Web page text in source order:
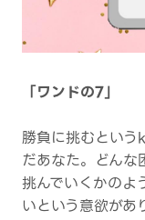
「ワンドの7」
勝負に挑むとい
だあなた。どんな
挑んでいくかのよ
いという意欲があ